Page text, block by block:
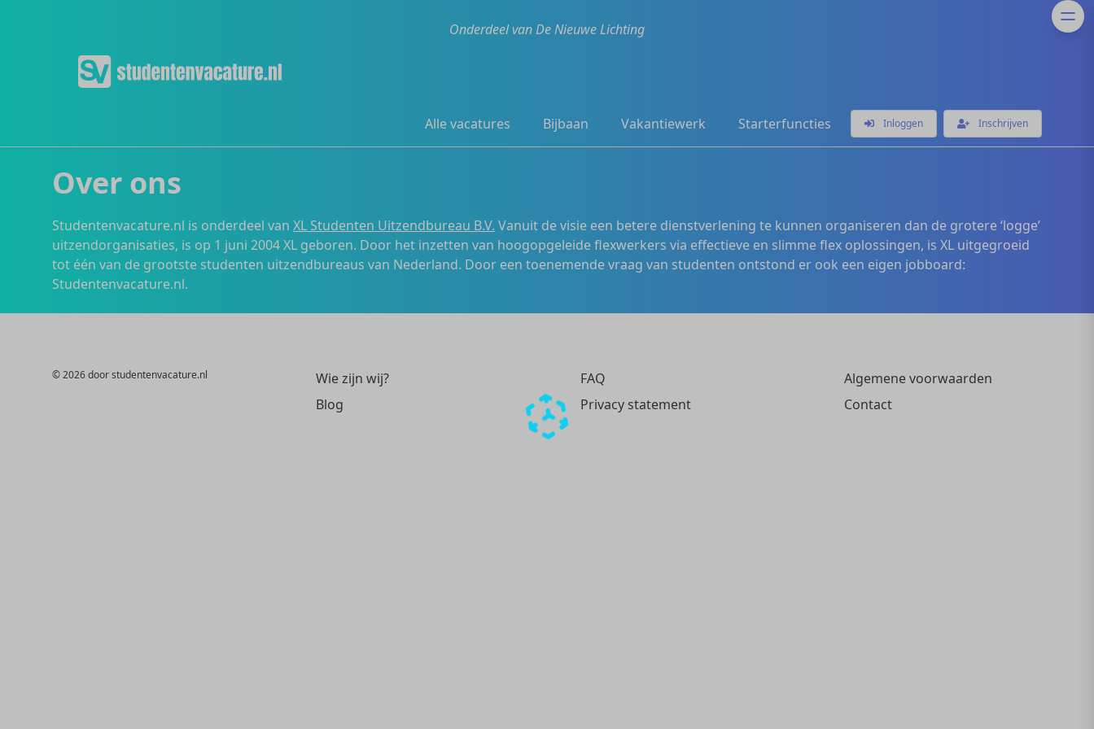
Onderdeel van De Nieuwe Lichting
Alle vacatures Bijbaan Vakantiewerk Starterfuncties Inloggen Inschrijven
Over ons
Studentenvacature.nl is onderdeel van XL Studenten Uitzendbureau B.V. Vanuit de visie een betere dienstverlening te kunnen organiseren dan de grotere ‘logge’
uitzendorganisaties, is op 1 juni 2004 XL geboren. Door het inzetten van hoogopgeleide flexwerkers via effectieve en slimme flex oplossingen, is XL uitgegroeid
tot één van de grootste studenten uitzendbureaus van Nederland. Door een toenemende vraag van studenten ontstond er ook een eigen jobboard:
Studentenvacature.nl.
© 2026 door studentenvacature.nl
Wie zijn wij?
Blog
FAQ
Privacy statement
Algemene voorwaarden
Contact